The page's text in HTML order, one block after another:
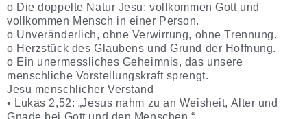
o Die doppelte Natur Jesu: vollkommen Gott und
vollkommen Mensch in einer Person.
o Unveränderlich, ohne Verwirrung, ohne Trennung.
o Herzstück des Glaubens und Grund der Hoffnung.
o Ein unermessliches Geheimnis, das unsere
menschliche Vorstellungskraft sprengt.
Jesu menschlicher Verstand
• Lukas 2,52: „Jesus nahm zu an Weisheit, Alter und
Gnade bei Gott und den Menschen.“